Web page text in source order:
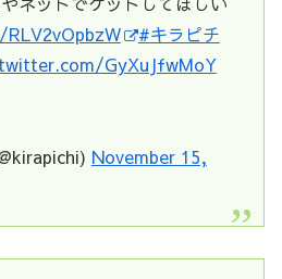
#キラピチ
GyXuJfwMoY
November 15,